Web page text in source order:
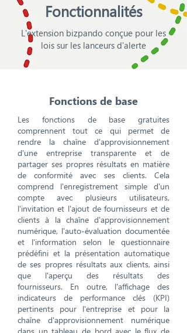
Fonctionnalités
L'extension bizpando conçue pour les
lois sur les lanceurs d'alerte
Fonctions de base
Les fonctions de base gratuites
comprennent tout ce qui permet de
rendre la chaîne d'approvisionnement
d'une entreprise transparente et de
partager ses propres résultats en matière
de conformité avec ses clients. Cela
comprend l'enregistrement simple d'un
compte avec plusieurs utilisateurs,
l'invitation et l'ajout de fournisseurs et de
clients à la chaîne d'approvisionnement
numérique, l'auto-évaluation documentée
et l'information selon le questionnaire
prédéfini et la présentation automatique
de ses propres résultats aux clients, ainsi
que l'aperçu des résultats des
fournisseurs. En outre, l'affichage des
indicateurs de performance clés (KPI)
pertinents pour l'entreprise et pour la
chaîne d'approvisionnement numérique